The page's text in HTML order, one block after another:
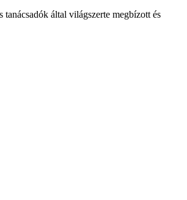
által világszerte megbízott és